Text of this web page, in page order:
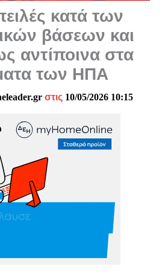
κατά των
βάσεων και
αντίποινα στα
των ΗΠΑ
στις 10/05/2026 10:15